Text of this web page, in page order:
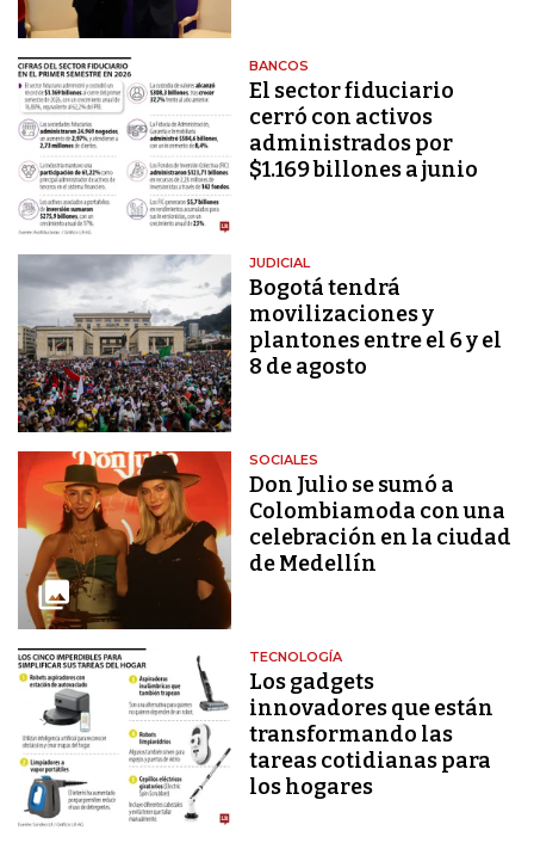
BANCOS
El sector fiduciario
cerró con activos
administrados por
$1.169 billones a junio
JUDICIAL
Bogotá tendrá
movilizaciones y
plantones entre el 6 y el
8 de agosto
SOCIALES
Don Julio se sumó a
Colombiamoda con una
celebración en la ciudad
de Medellín
TECNOLOGÍA
Los gadgets
innovadores que están
transformando las
tareas cotidianas para
los hogares